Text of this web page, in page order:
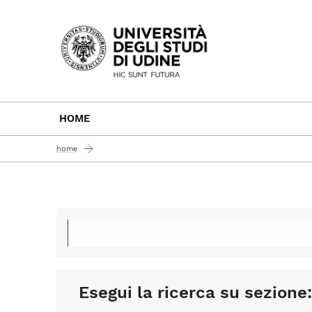
Passa al contenuto principale
HOME
home
Esegui la ricerca su sezione: